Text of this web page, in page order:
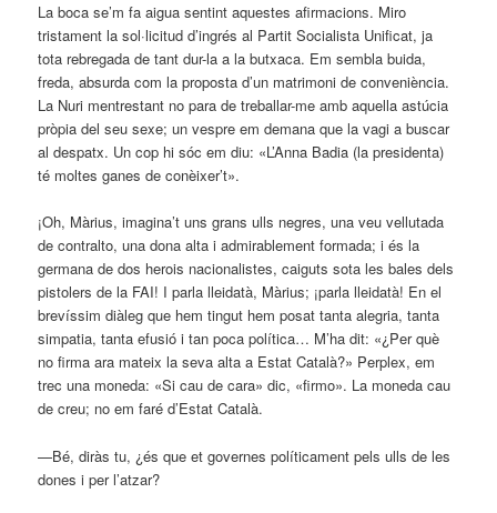
La boca se’m fa aigua sentint aquestes afirmacions. Miro
tristament la sol·licitud d’ingrés al Partit Socialista Unificat, ja
tota rebregada de tant dur-la a la butxaca. Em sembla buida,
freda, absurda com la proposta d’un matrimoni de conveniència.
La Nuri mentrestant no para de treballar-me amb aquella astúcia
pròpia del seu sexe; un vespre em demana que la vagi a buscar
al despatx. Un cop hi sóc em diu: «L’Anna Badia (la presidenta)
té moltes ganes de conèixer’t».
¡Oh, Màrius, imagina’t uns grans ulls negres, una veu vellutada
de contralto, una dona alta i admirablement formada; i és la
germana de dos herois nacionalistes, caiguts sota les bales dels
pistolers de la FAI! I parla lleidatà, Màrius; ¡parla lleidatà! En el
brevíssim diàleg que hem tingut hem posat tanta alegria, tanta
simpatia, tanta efusió i tan poca política… M’ha dit: «¿Per què
no firma ara mateix la seva alta a Estat Català?» Perplex, em
trec una moneda: «Si cau de cara» dic, «firmo». La moneda cau
de creu; no em faré d’Estat Català.
—Bé, diràs tu, ¿és que et governes políticament pels ulls de les
dones i per l’atzar?